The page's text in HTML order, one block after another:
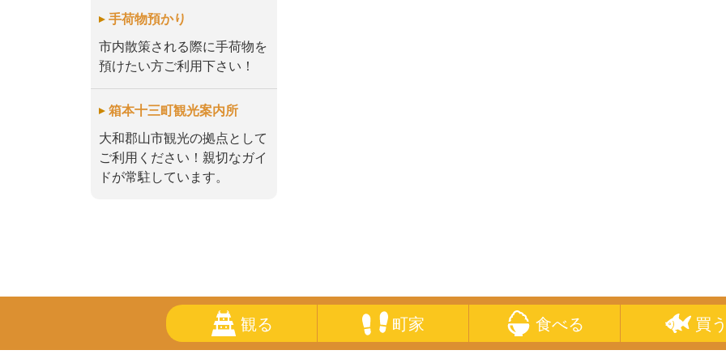
手荷物預かり
市内散策される際に手荷物を
預けたい方ご利用下さい！
箱本十三町観光案内所
大和郡山市観光の拠点として
ご利用ください！親切なガイ
ドが常駐しています。
観る 町家 食べる 買う